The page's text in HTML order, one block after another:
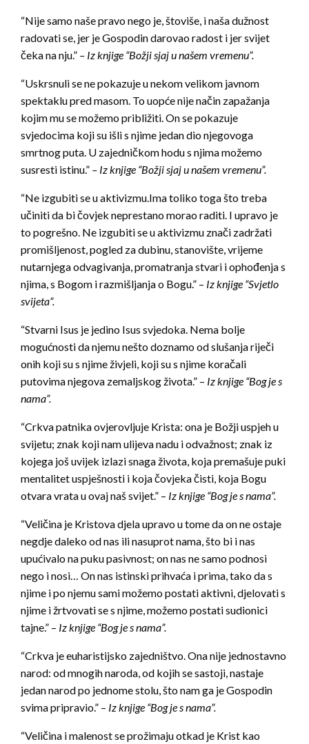
“Nije samo naše pravo nego je, štoviše, i naša dužnost
radovati se, jer je Gospodin darovao radost i jer svijet
čeka na nju.” – Iz knjige “Božji sjaj u našem vremenu”.
“Uskrsnuli se ne pokazuje u nekom velikom javnom
spektaklu pred masom. To uopće nije način zapažanja
kojim mu se možemo približiti. On se pokazuje
svjedocima koji su išli s njime jedan dio njegovoga
smrtnog puta. U zajedničkom hodu s njima možemo
susresti istinu.” – Iz knjige “Božji sjaj u našem vremenu”.
“Ne izgubiti se u aktivizmu.Ima toliko toga što treba
učiniti da bi čovjek neprestano morao raditi. I upravo je
to pogrešno. Ne izgubiti se u aktivizmu znači zadržati
promišljenost, pogled za dubinu, stanovište, vrijeme
nutarnjega odvagivanja, promatranja stvari i ophođenja s
njima, s Bogom i razmišljanja o Bogu.” – Iz knjige “Svjetlo
svijeta”.
“Stvarni Isus je jedino Isus svjedoka. Nema bolje
mogućnosti da njemu nešto doznamo od slušanja riječi
onih koji su s njime živjeli, koji su s njime koračali
putovima njegova zemaljskog života.” – Iz knjige “Bog je s
nama”.
“Crkva patnika ovjerovljuje Krista: ona je Božji uspjeh u
svijetu; znak koji nam ulijeva nadu i odvažnost; znak iz
kojega još uvijek izlazi snaga života, koja premašuje puki
mentalitet uspješnosti i koja čovjeka čisti, koja Bogu
otvara vrata u ovaj naš svijet.” – Iz knjige “Bog je s nama”.
“Veličina je Kristova djela upravo u tome da on ne ostaje
negdje daleko od nas ili nasuprot nama, što bi i nas
upućivalo na puku pasivnost; on nas ne samo podnosi
nego i nosi… On nas istinski prihvaća i prima, tako da s
njime i po njemu sami možemo postati aktivni, djelovati s
njime i žrtvovati se s njime, možemo postati sudionici
tajne.” – Iz knjige “Bog je s nama”.
“Crkva je euharistijsko zajedništvo. Ona nije jednostavno
narod: od mnogih naroda, od kojih se sastoji, nastaje
jedan narod po jednome stolu, što nam ga je Gospodin
svima pripravio.” – Iz knjige “Bog je s nama”.
“Veličina i malenost se prožimaju otkad je Krist kao